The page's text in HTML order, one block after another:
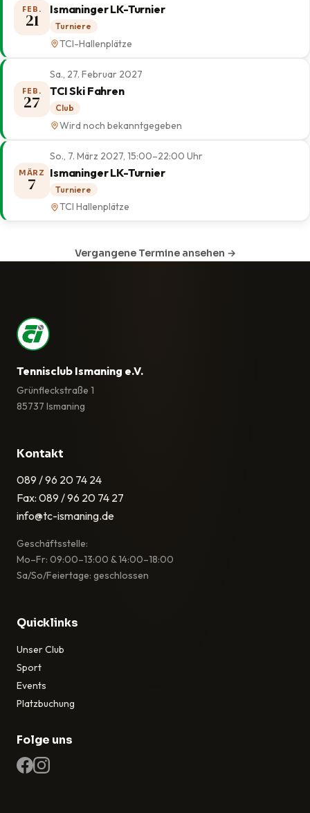
FEB.
21
Ismaninger LK-Turnier
Turniere
TCI-Hallenplätze
FEB.
27
Sa., 27. Februar 2027
TCI Ski Fahren
Club
Wird noch bekanntgegeben
MÄRZ
7
So., 7. März 2027, 15:00–22:00 Uhr
Ismaninger LK-Turnier
Turniere
TCI Hallenplätze
Vergangene Termine ansehen →
Tennisclub Ismaning e.V.
Grünfleckstraße 1
85737 Ismaning
Kontakt
089 / 96 20 74 24
Fax: 089 / 96 20 74 27
info@tc-ismaning.de
Geschäftsstelle:
Mo–Fr: 09:00–13:00 & 14:00–18:00
Sa/So/Feiertage: geschlossen
Quicklinks
Unser Club
Sport
Events
Platzbuchung
Folge uns